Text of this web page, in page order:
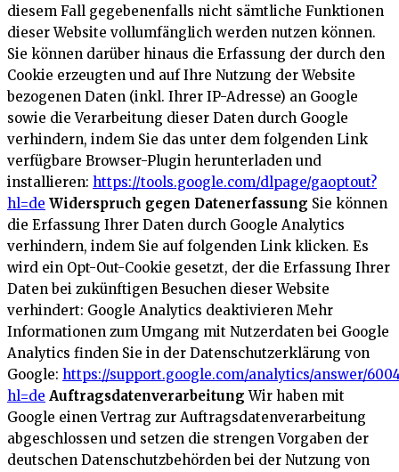
diesem Fall gegebenenfalls nicht sämtliche Funktionen
dieser Website vollumfänglich werden nutzen können.
Sie können darüber hinaus die Erfassung der durch den
Cookie erzeugten und auf Ihre Nutzung der Website
bezogenen Daten (inkl. Ihrer IP-Adresse) an Google
sowie die Verarbeitung dieser Daten durch Google
verhindern, indem Sie das unter dem folgenden Link
verfügbare Browser-Plugin herunterladen und
installieren: https://tools.google.com/dlpage/gaoptout?
hl=de Widerspruch gegen Datenerfassung Sie können
die Erfassung Ihrer Daten durch Google Analytics
verhindern, indem Sie auf folgenden Link klicken. Es
wird ein Opt-Out-Cookie gesetzt, der die Erfassung Ihrer
Daten bei zukünftigen Besuchen dieser Website
verhindert: Google Analytics deaktivieren Mehr
Informationen zum Umgang mit Nutzerdaten bei Google
Analytics finden Sie in der Datenschutzerklärung von
Google: https://support.google.com/analytics/answer/
hl=de Auftragsdatenverarbeitung Wir haben mit
Google einen Vertrag zur Auftragsdatenverarbeitung
abgeschlossen und setzen die strengen Vorgaben der
deutschen Datenschutzbehörden bei der Nutzung von